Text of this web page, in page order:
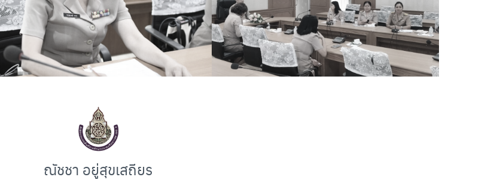
ณัชชา อยู่สุขเสถียร